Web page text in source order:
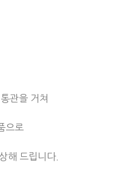
관을 거쳐
으로
해 드립니다.